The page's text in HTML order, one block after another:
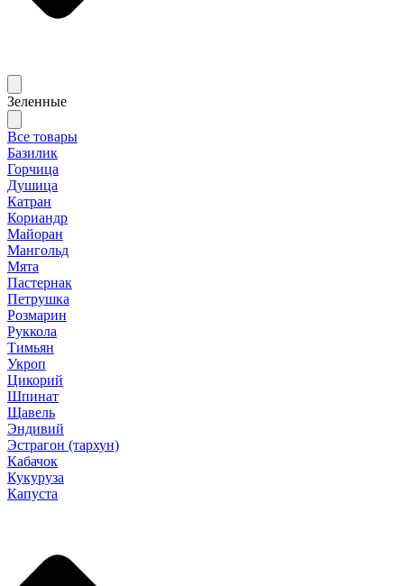
Зеленные
Все товары
Базилик
Горчица
Душица
Катран
Кориандр
Майоран
Мангольд
Мята
Пастернак
Петрушка
Розмарин
Руккола
Тимьян
Укроп
Цикорий
Шпинат
Щавель
Эндивий
Эстрагон (тархун)
Кабачок
Кукуруза
Капуста